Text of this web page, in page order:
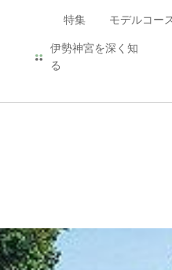
特集 モデルコー
伊勢神宮を深く知
る